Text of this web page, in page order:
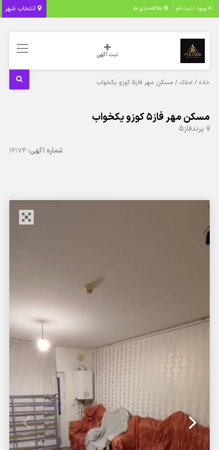
انتخاب شهر ورود / ثبت نام علاقه‌مندی ها
ثبت آگهی
خانه / املاک / مسکن مهر فاز۵ کوزو یکخواب
مسکن مهر فاز۵ کوزو یکخواب
پرندفاز5
شماره آگهی:16174